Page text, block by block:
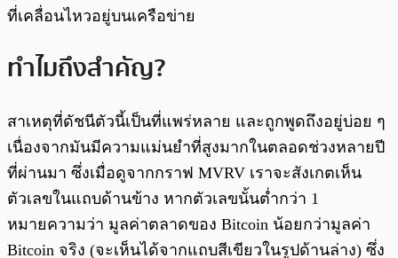
ที่เคลื่อนไหวอยู่บนเครือข่าย
ทำไมถึงสำคัญ?
สาเหตุที่ดัชนีตัวนี้เป็นที่แพร่หลาย และถูกพูดถึงอยู่บ่อย ๆ
เนื่องจากมันมีความแม่นยำที่สูงมากในตลอดช่วงหลายปี
ที่ผ่านมา ซึ่งเมื่อดูจากกราฟ MVRV เราจะสังเกตเห็น
ตัวเลขในแถบด้านข้าง หากตัวเลขนั้นต่ำกว่า 1
หมายความว่า มูลค่าตลาดของ Bitcoin น้อยกว่ามูลค่า
Bitcoin จริง (จะเห็นได้จากแถบสีเขียวในรูปด้านล่าง) ซึ่ง